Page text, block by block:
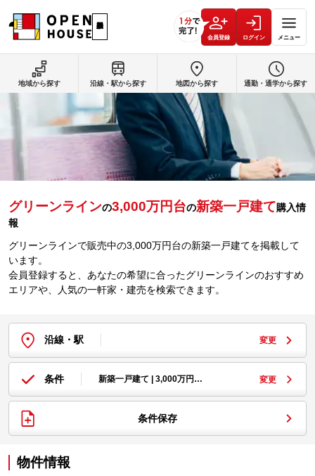
会員登録 ログイン メニュー
グリーンラインの3,000万円台の新築一戸建て購入情
報
グリーンラインで販売中の3,000万円台の新築一戸建てを掲載して
います。
会員登録すると、あなたの希望に合ったグリーンラインのおすすめ
エリアや、人気の一軒家・建売を検索できます。
沿線・駅 変更
条件 新築一戸建て | 3,000万円… 変更
条件保存
物件情報
地域から探す 沿線・駅から探す 地図から探す 通勤・通学から探す